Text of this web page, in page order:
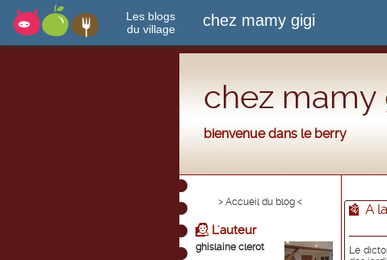
Les blogs
du village
chez mamy gigi
chez mamy
bienvenue dans le berry
> Accueil du blog <
L'auteur
ghislaine clerot
A
Le